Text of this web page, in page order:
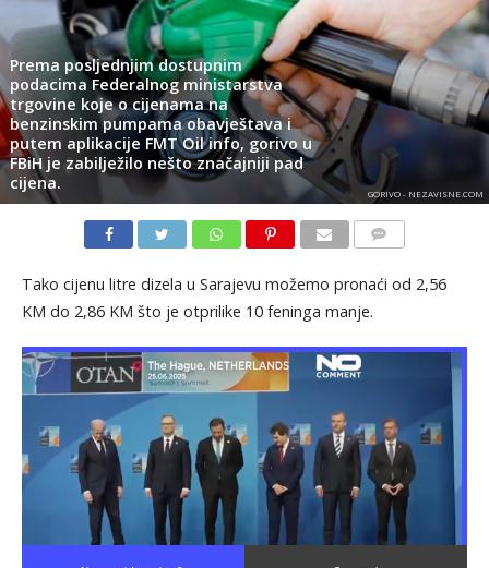
Prema posljednjim dostupnim
podacima Federalnog ministarstva
trgovine koje o cijenama na
benzinskim pumpama obavještava i
putem aplikacije FMT Oil info, gorivo u
FBiH je zabilježilo nešto značajniji pad
cijena.
GORIVO - NEZAVISNE.COM
Tako cijenu litre dizela u Sarajevu možemo pronaći od 2,56
KM do 2,86 KM što je otprilike 10 feninga manje.